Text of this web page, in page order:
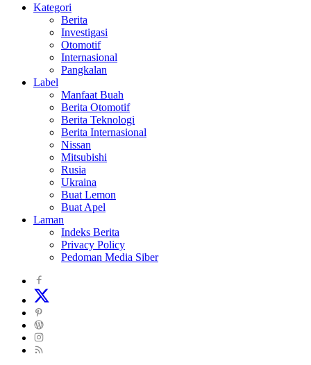
Kategori
Berita
Investigasi
Otomotif
Internasional
Pangkalan
Label
Manfaat Buah
Berita Otomotif
Berita Teknologi
Berita Internasional
Nissan
Mitsubishi
Rusia
Ukraina
Buat Lemon
Buat Apel
Laman
Indeks Berita
Privacy Policy
Pedoman Media Siber